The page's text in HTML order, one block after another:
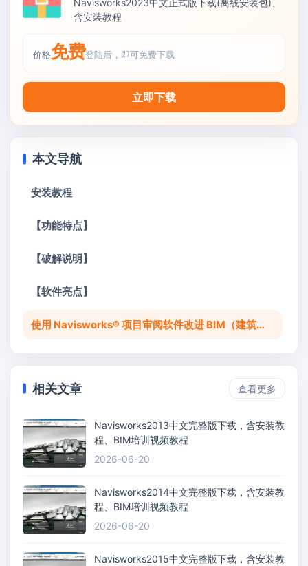
Navisworks2023中文正式版下载(离线安装包)、
含安装教程
价格免费登陆后，即可免费下载
立即下载
本文导航
安装教程
【功能特点】
【破解说明】
【软件亮点】
使用 Navisworks® 项目审阅软件改进 BIM（建筑信息建模）协调。
相关文章 查看更多
Navisworks2013中文完整版下载，含安装教
程、BIM培训视频教程
2026-06-20
Navisworks2014中文完整版下载，含安装教
程、BIM培训视频教程
2026-06-20
Navisworks2015中文完整版下载，含安装教